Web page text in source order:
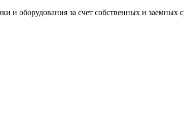
и оборудования за счет собственных и